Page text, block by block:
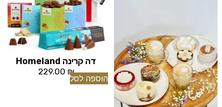
דה קרינה Homeland
229.00 ₪
הוספה לסל